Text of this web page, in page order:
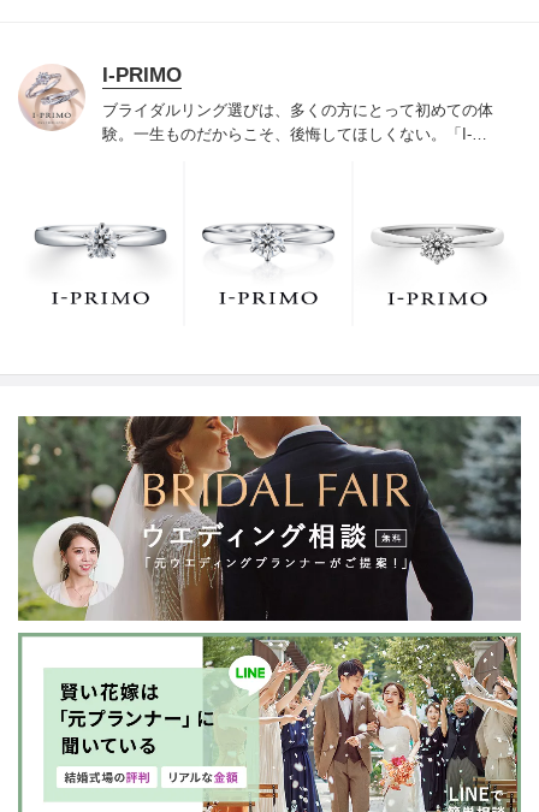
I-PRIMO
ブライダルリング選びは、多くの方にとって初めての体
験。一生ものだからこそ、後悔してほしくない。「I-
でお待ちしております。リング選びの最初の一歩をご一
緒に。まずは、アイプリモへ。